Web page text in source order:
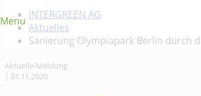
Menu INTERGREEN AG
Aktuelles
Sanierung Olympiapark Berlin durch
Aktuelle-Meldung
| 01.11.2020